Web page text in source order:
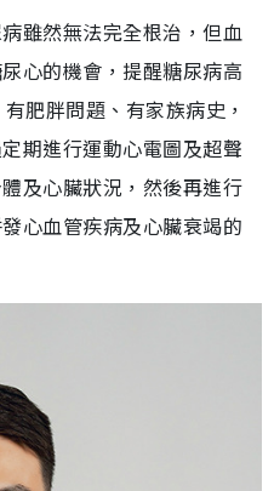
雖然無法完全根治，但血
心的機會，提醒糖尿病高
肥胖問題、有家族病史，
期進行運動心電圖及超聲
及心臟狀況，然後再進行
心血管疾病及心臟衰竭的